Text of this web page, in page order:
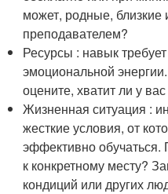
может, родные, близкие
преподавателем?
Ресурсы : навык
эмоциональной
оцените, хватит ли у вас
Жизненная ситуация :
жесткие условия, от
эффективно
к конкретному месту?
кондиций или других